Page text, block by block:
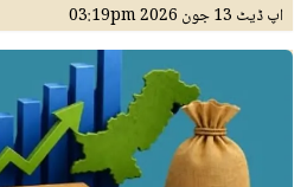
اپ ڈیٹ 13 جون 2026 03:19pm